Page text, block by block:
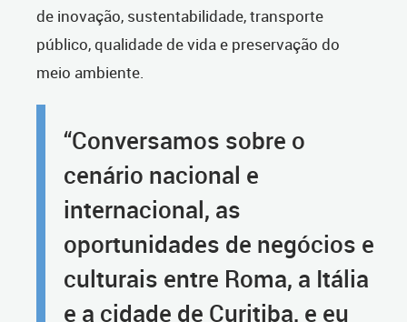
de inovação, sustentabilidade, transporte
público, qualidade de vida e preservação do
meio ambiente.
“Conversamos sobre o
cenário nacional e
internacional, as
oportunidades de negócios e
culturais entre Roma, a Itália
e a cidade de Curitiba, e eu